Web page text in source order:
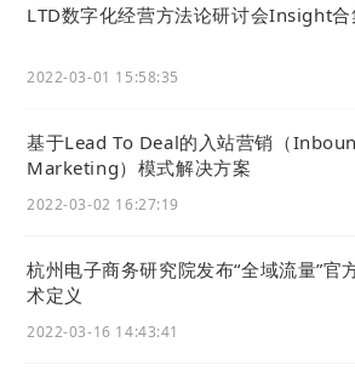
的每个环节的工作内容；
综合考核阶段：
现项目在实施过程中可能出现的
产业经济发展变化趋势，进行项
的策划，执教人员也可以通过学
实操阶段考核：
①结合具体企业数字化经营系统
LTD数字化经营方法论研讨会Insight合
2022-03-01 15:58:35
基于Lead To Deal的入站营销（
Marketing）模式解决方案
2022-03-02 16:27:19
杭州电子商务研究院发布“全域流量”官
术定义
2022-03-16 14:43:41